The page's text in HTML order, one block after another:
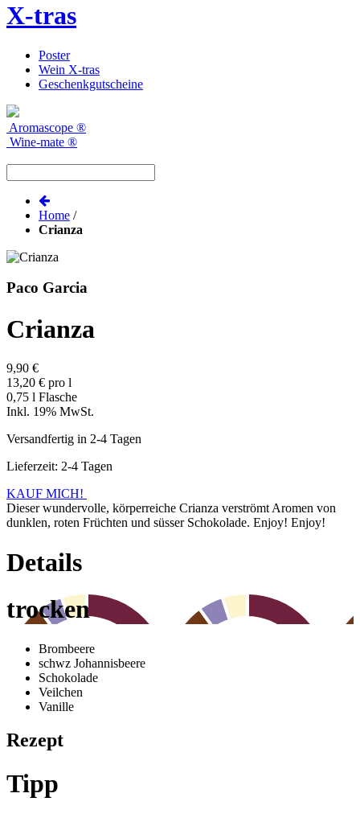
X-tras
Poster
Wein X-tras
Geschenkgutscheine
Aromascope ®
Wine-mate ®
Home /
Crianza
Paco Garcia
Crianza
9,90 €
13,20 € pro l
0,75 l Flasche
Inkl. 19% MwSt.
Versandfertig in 2-4 Tagen
Lieferzeit: 2-4 Tagen
KAUF MICH!
Dieser wundervolle, körperreiche Crianza verströmt Aromen von
dunklen, roten Früchten und süsser Schokolade. Enjoy! Enjoy!
Details
trocken
Brombeere
schwz Johannisbeere
Schokolade
Veilchen
Vanille
Rezept
Tipp